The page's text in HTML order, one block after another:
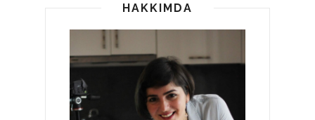
HAKKIMDA